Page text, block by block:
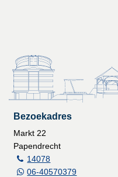
Bezoekadres
Markt 22
Papendrecht
14078
06-40570379